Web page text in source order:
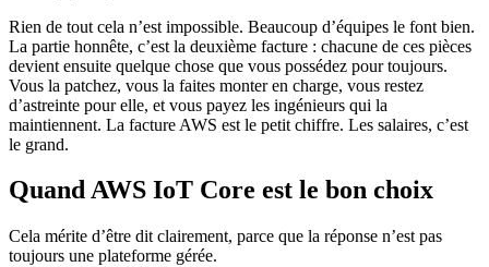
Rien de tout cela n’est impossible. Beaucoup d’équipes le font bien.
La partie honnête, c’est la deuxième facture : chacune de ces pièces
devient ensuite quelque chose que vous possédez pour toujours.
Vous la patchez, vous la faites monter en charge, vous restez
d’astreinte pour elle, et vous payez les ingénieurs qui la
maintiennent. La facture AWS est le petit chiffre. Les salaires, c’est
le grand.
Quand AWS IoT Core est le bon choix
Cela mérite d’être dit clairement, parce que la réponse n’est pas
toujours une plateforme gérée.